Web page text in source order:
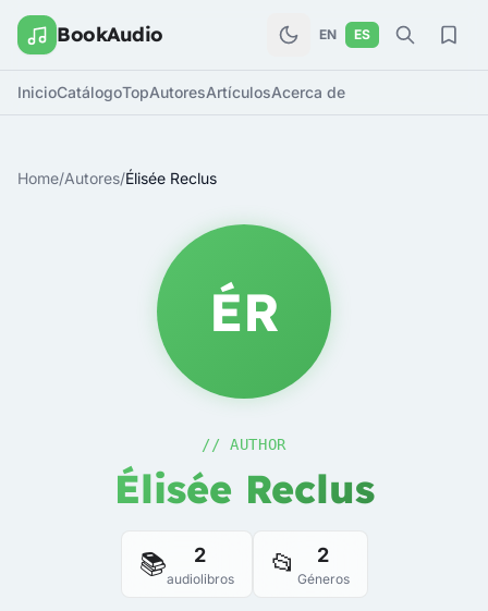
BookAudio EN ES
InicioCatálogoTopAutoresArtículosAcerca de
Home/Autores/Élisée Reclus
ÉR
// AUTHOR
Élisée Reclus
📚 2
audiolibros 📂 2
Géneros